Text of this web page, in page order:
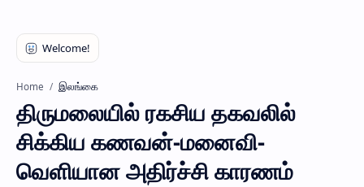
Home இலங்கை
திருமலையில் ரகசிய தகவலில்
சிக்கிய கணவன்-மனைவி-
வெளியான அதிர்ச்சி காரணம்